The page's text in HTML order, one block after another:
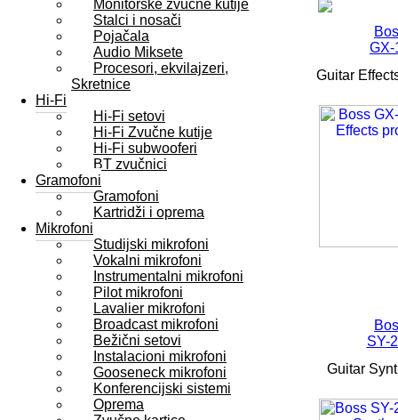
Monitorske zvučne kutije
Stalci i nosači
Pojačala
Audio Miksete
Procesori, ekvilajzeri,
Skretnice
Hi-Fi
Hi-Fi setovi
Hi-Fi Zvučne kutije
Hi-Fi subwooferi
BT zvučnici
Gramofoni
Gramofoni
Kartridži i oprema
Mikrofoni
Studijski mikrofoni
Vokalni mikrofoni
Instrumentalni mikrofoni
Pilot mikrofoni
Lavalier mikrofoni
Broadcast mikrofoni
Bežični setovi
Instalacioni mikrofoni
Gooseneck mikrofoni
Konferencijski sistemi
Oprema
GX-
Guitar
SY-
Guitar